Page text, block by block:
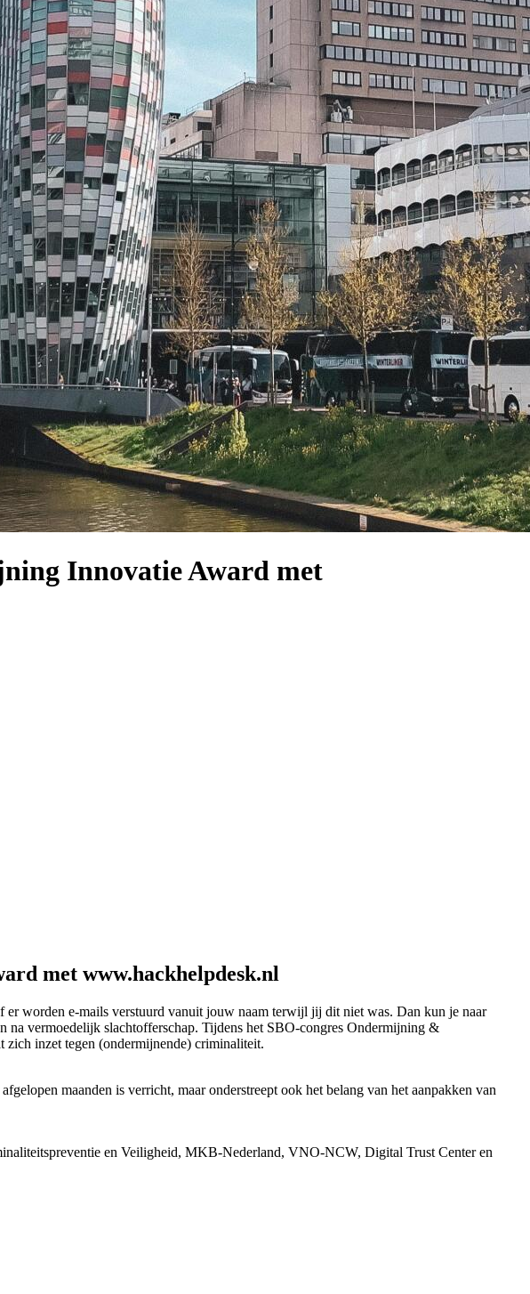
Innovatie Award met
met www.hackhelpdesk.nl
er worden e-mails verstuurd vanuit jouw naam terwijl jij dit niet was. Dan kun je naar
na vermoedelijk slachtofferschap. Tijdens het SBO-congres Ondermijning &
zich inzet tegen (ondermijnende) criminaliteit.
maanden is verricht, maar onderstreept ook het belang van het aanpakken van
en Veiligheid, MKB-Nederland, VNO-NCW, Digital Trust Center en